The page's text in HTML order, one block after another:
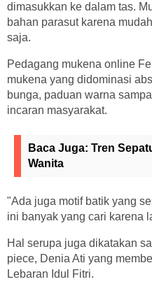
dimasukkan ke dalam tas.
bahan parasut karena
saja.
Pedagang mukena online
mukena yang didominasi
bunga, paduan warna
incaran masyarakat.
Baca Juga: Tren
Wanita
"Ada juga motif batik yang
ini banyak yang cari karena
Hal serupa juga dikatakan
piece, Denia Ati yang
Lebaran Idul Fitri.